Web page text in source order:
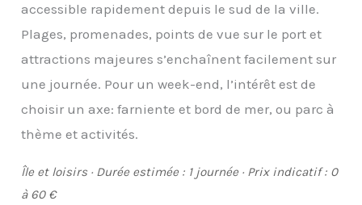
accessible rapidement depuis le sud de la ville.
Plages, promenades, points de vue sur le port et
attractions majeures s’enchaînent facilement sur
une journée. Pour un week-end, l’intérêt est de
choisir un axe: farniente et bord de mer, ou parc à
thème et activités.
Île et loisirs · Durée estimée : 1 journée · Prix indicatif : 0
à 60 €